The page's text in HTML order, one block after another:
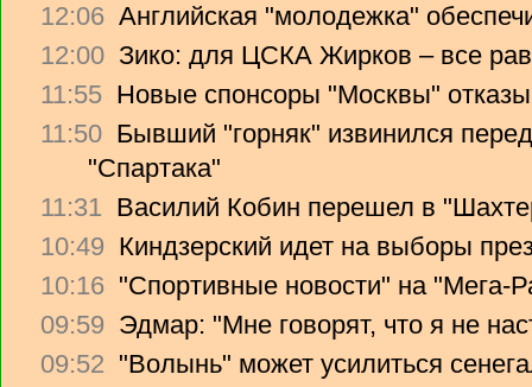
12:06 Английская "молодежка"
12:00 Зико: для ЦСКА Жирков – все
11:55 Новые спонсоры "Москвы"
11:50 Бывший "горняк" извинился
"Спартака"
11:31 Василий Кобин перешел в
10:49 Киндзерский идет на выборы
10:16 "Спортивные новости" на "Мега-
09:59 Эдмар: "Мне говорят, что я не
09:52 "Волынь" может усилиться